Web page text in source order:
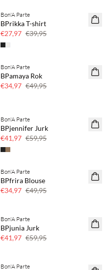
SAVE20
Bon'A Parte
BPrikka T-shirt
€27,97 €39,95
SAVE20
30% korting
Bon'A Parte
BPamaya Rok
€34,97 €49,95
SAVE20
30% korting
Bon'A Parte
BPjennifer Jurk
€41,97 €59,95
SAVE20
Bon'A Parte
BPfrira Blouse
€34,97 €49,95
SAVE20
30% korting
Bon'A Parte
BPjunia Jurk
€41,97 €59,95
Bon'A Parte